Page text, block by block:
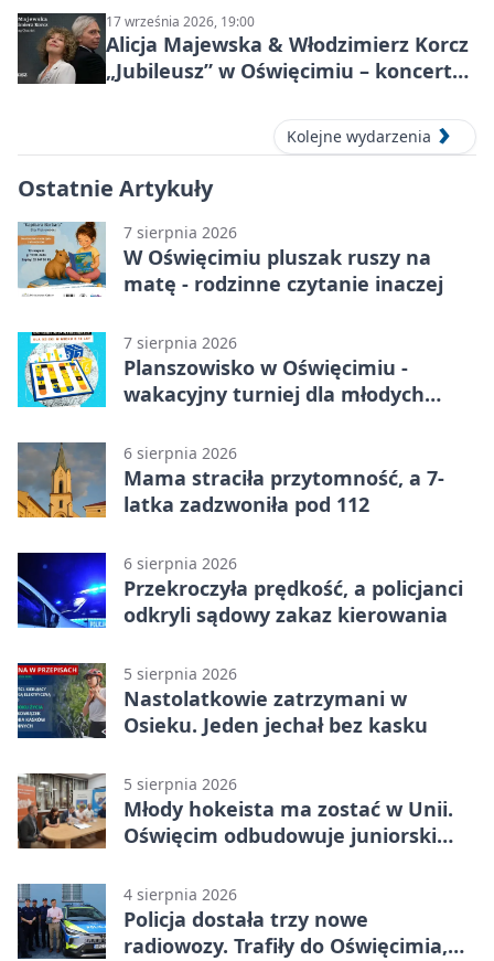
17 września 2026, 19:00
Alicja Majewska & Włodzimierz Korcz
„Jubileusz” w Oświęcimiu – koncert
Kolejne wydarzenia
Ostatnie Artykuły
7 sierpnia 2026
W Oświęcimiu pluszak ruszy na
matę - rodzinne czytanie inaczej
7 sierpnia 2026
Planszowisko w Oświęcimiu -
wakacyjny turniej dla młodych
6 sierpnia 2026
Mama straciła przytomność, a 7-
latka zadzwoniła pod 112
6 sierpnia 2026
Przekroczyła prędkość, a policjanci
odkryli sądowy zakaz kierowania
5 sierpnia 2026
Nastolatkowie zatrzymani w
Osieku. Jeden jechał bez kasku
5 sierpnia 2026
Młody hokeista ma zostać w Unii.
Oświęcim odbudowuje juniorski
4 sierpnia 2026
Policja dostała trzy nowe
radiowozy. Trafiły do Oświęcimia,